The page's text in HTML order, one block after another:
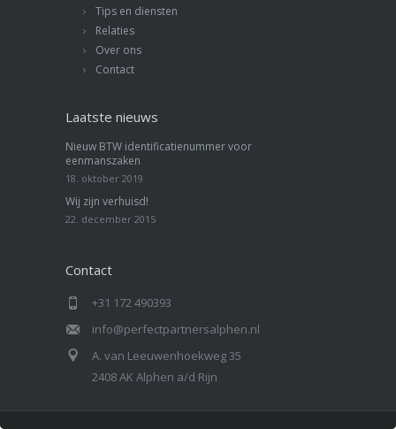
Tips en diensten
Relaties
Over ons
Contact
Laatste nieuws
Nieuw BTW identificatienummer voor
eenmanszaken
18. oktober 2019
Wij zijn verhuisd!
22. december 2015
Contact
+31 172 490393
info@perfectpartnersalphen.nl
A. van Leeuwenhoekweg 35
2408 AK Alphen a/d Rijn